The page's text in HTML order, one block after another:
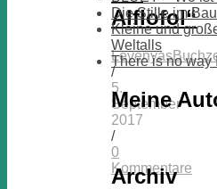
Alflofol“
/
5.
September
2017
/
0
Kommentare
Die Stille im
Kleine und
Weltalls
There is no way
Meine
Archiv